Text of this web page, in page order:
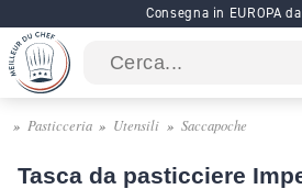
Consegna in EUROPA
Pasticceria Utensili Saccapoche
Tasca da pasticciere